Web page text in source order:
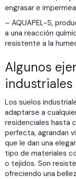
engrasar e
– AQUAPEL-S,
a una reacción
resistente a la
Algunos
industriales
Los suelos
adaptarse a
residenciales hasta
perfecta, agrandan
que le dan una
tipo de materiales
o tejidos. Son
ofreciendo una